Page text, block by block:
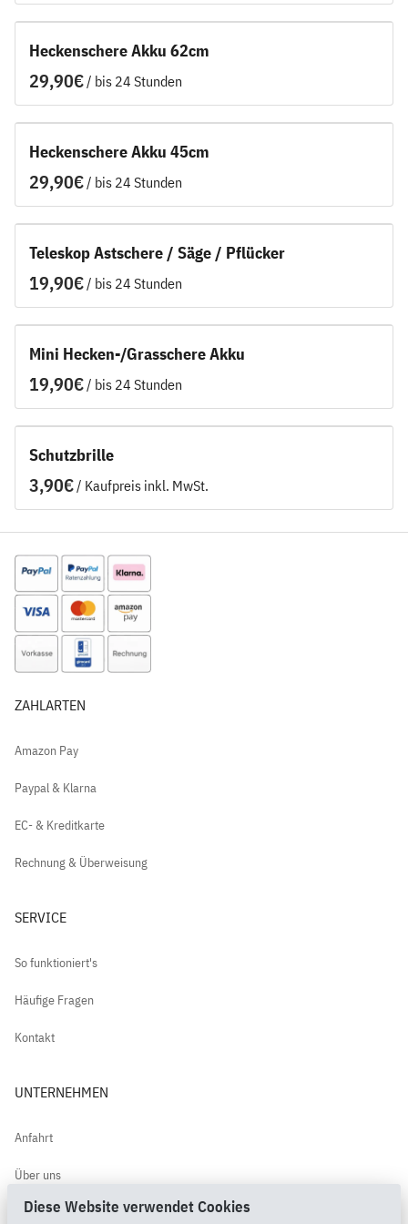
Heckenschere Akku 62cm
/
Heckenschere Akku 45cm
/
Teleskop Astschere / Säge / Pflücker
/
Mini Hecken-/Grasschere Akku
/
Schutzbrille
/
ZAHLARTEN
Amazon Pay
Paypal & Klarna
EC- & Kreditkarte
Rechnung & Überweisung
SERVICE
So funktioniert's
Häufige Fragen
Kontakt
UNTERNEHMEN
Anfahrt
Über uns
Kundenbewertungen
Diese Website verwendet Cookies